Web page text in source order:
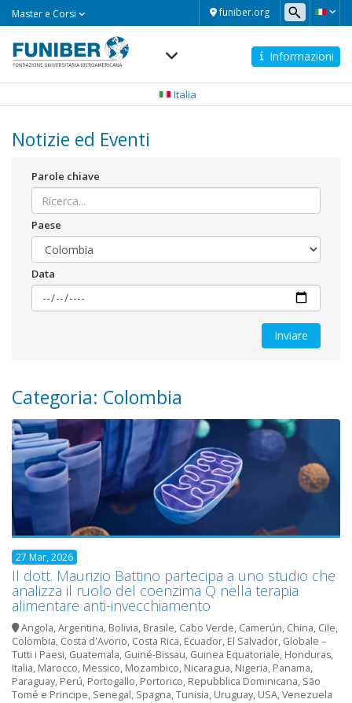
funiber.org
Master e Corsi
Informazioni
Italia
Notizie ed Eventi
Parole chiave
Paese
Data
Categoria: Colombia
27 Mar, 2026
Il dott. Maurizio Battino partecipa a uno studio che
analizza il ruolo del coenzima Q nella terapia
alimentare anti-invecchiamento
Angola,Argentina, Bolivia, Brasile, Cabo Verde, Camerún, China, Cile,
Colombia, Costa d'Avorio, Costa Rica, Ecuador, El Salvador, Globale –
Tutti i Paesi, Guatemala, Guiné-Bissau, Guinea Equatoriale, Honduras,
Italia, Marocco, Messico, Mozambico, Nicaragua, Nigeria, Panama,
Paraguay, Perú, Portogallo, Portorico, Repubblica Dominicana, São
Tomé e Principe, Senegal, Spagna,Tunisia, Uruguay, USA,Venezuela